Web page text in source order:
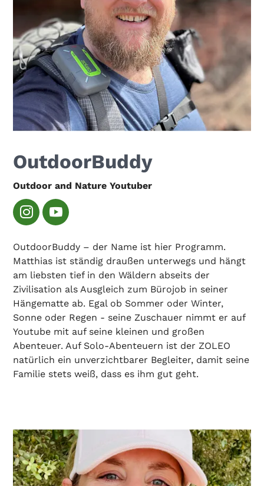
OutdoorBuddy
Outdoor and Nature Youtuber
OutdoorBuddy – der Name ist hier Programm.
Matthias ist ständig draußen unterwegs und hängt
am liebsten tief in den Wäldern abseits der
Zivilisation als Ausgleich zum Bürojob in seiner
Hängematte ab. Egal ob Sommer oder Winter,
Sonne oder Regen - seine Zuschauer nimmt er auf
Youtube mit auf seine kleinen und großen
Abenteuer. Auf Solo-Abenteuern ist der ZOLEO
natürlich ein unverzichtbarer Begleiter, damit seine
Familie stets weiß, dass es ihm gut geht.